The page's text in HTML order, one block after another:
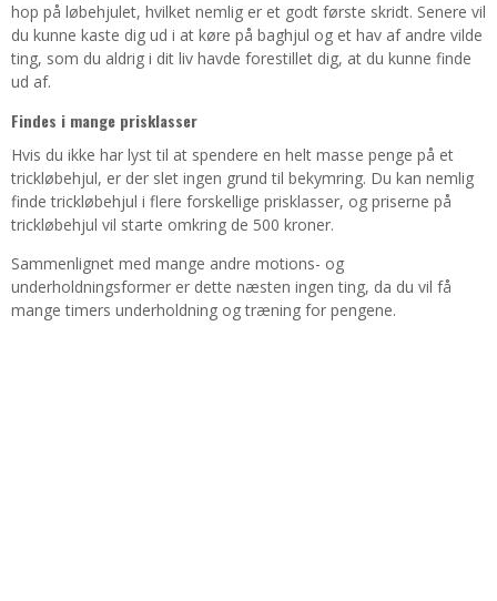
hop på løbehjulet, hvilket nemlig er et godt første skridt. Senere vil
du kunne kaste dig ud i at køre på baghjul og et hav af andre vilde
ting, som du aldrig i dit liv havde forestillet dig, at du kunne finde
ud af.
Findes i mange prisklasser
Hvis du ikke har lyst til at spendere en helt masse penge på et
trickløbehjul, er der slet ingen grund til bekymring. Du kan nemlig
finde trickløbehjul i flere forskellige prisklasser, og priserne på
trickløbehjul vil starte omkring de 500 kroner.
Sammenlignet med mange andre motions- og
underholdningsformer er dette næsten ingen ting, da du vil få
mange timers underholdning og træning for pengene.